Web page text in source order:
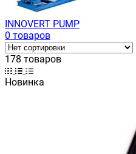
INNOVERT PUMP
0 товаров
178 товаров
Новинка